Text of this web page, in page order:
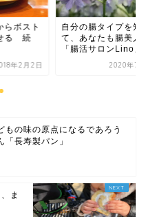
らボスト
る 続
年2月2日
自分の腸タイプを知
て、あなたも腸美人
「腸活サロンLino」
2020年7
もの味の原点になるであろう
「長寿製パン」
ま